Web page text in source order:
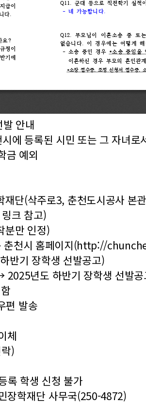
안내
에 등록된 시민 또는 그 자녀로
금 예외
단(삭주로3, 춘천도시공사 본
크 참고)
분만 인정)
춘천시 홈페이지(http://
반기 장학생 선발공고)
년도 하반기 장학생 선발공
편 발송
체
)
록 학생 신청 불가
장학재단 사무국(250-4872)